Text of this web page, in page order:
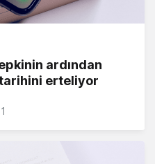
ardından
erteliyor